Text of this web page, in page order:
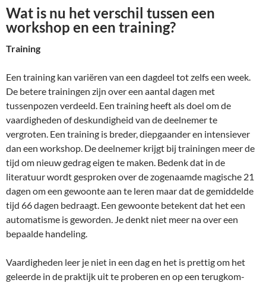
Wat is nu het verschil tussen een
workshop en een training?
Training
Een training kan variëren van een dagdeel tot zelfs een week.
De betere trainingen zijn over een aantal dagen met
tussenpozen verdeeld. Een training heeft als doel om de
vaardigheden of deskundigheid van de deelnemer te
vergroten. Een training is breder, diepgaander en intensiever
dan een workshop. De deelnemer krijgt bij trainingen meer de
tijd om nieuw gedrag eigen te maken. Bedenk dat in de
literatuur wordt gesproken over de zogenaamde magische 21
dagen om een gewoonte aan te leren maar dat de gemiddelde
tijd 66 dagen bedraagt. Een gewoonte betekent dat het een
automatisme is geworden. Je denkt niet meer na over een
bepaalde handeling.
Vaardigheden leer je niet in een dag en het is prettig om het
geleerde in de praktijk uit te proberen en op een terugkom-